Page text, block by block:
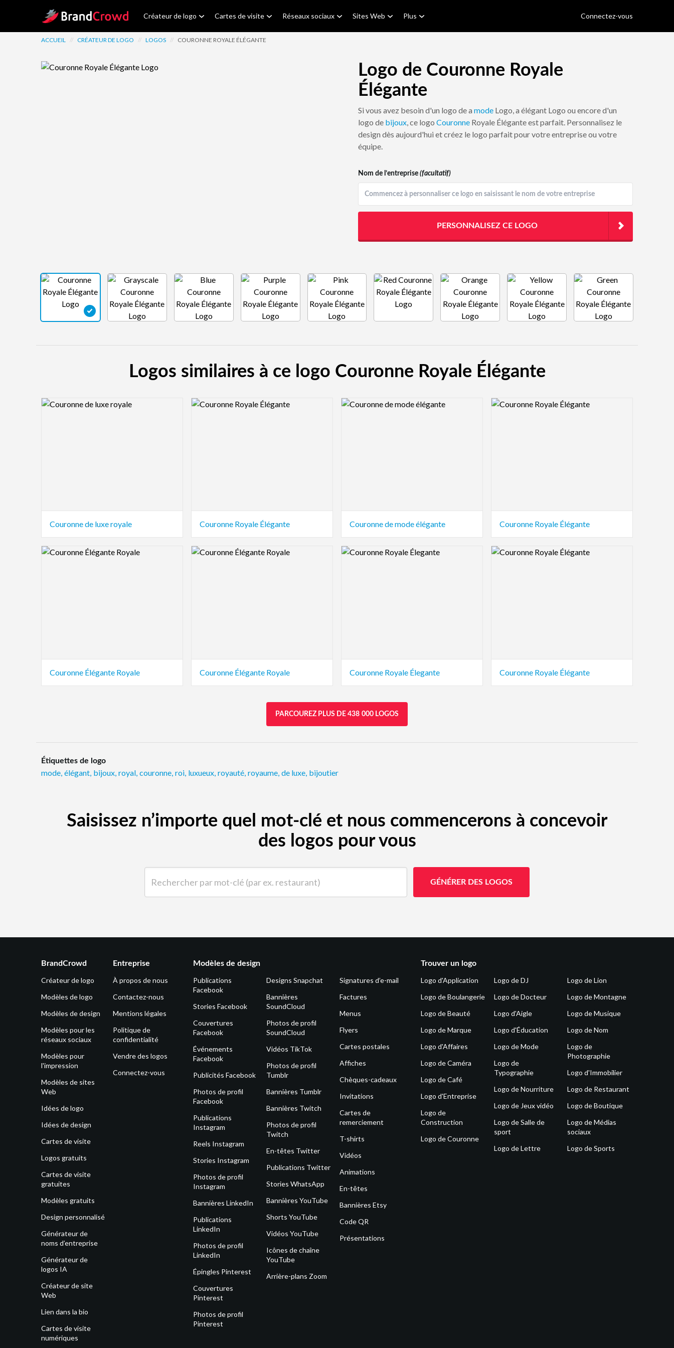
Site Logo Créateur de logo Cartes de visite Réseaux sociaux Sites Web Plus Connectez-vous
ACCUEIL // CRÉATEUR DE LOGO // LOGOS // COURONNE ROYALE ÉLÉGANTE
Logo de Couronne Royale
Élégante
Si vous avez besoin d'un logo de a mode Logo, a élégant Logo ou encore d'un
logo de bijoux, ce logo Couronne Royale Élégante est parfait. Personnalisez le
design dès aujourd'hui et créez le logo parfait pour votre entreprise ou votre
équipe.
Nom de l’entreprise (facultatif)
PERSONNALISEZ CE LOGO
Logos similaires à ce logo Couronne Royale Élégante
Logo Preview Image
Couronne de luxe royale
Logo Preview Image
Couronne Royale Élégante
Logo Preview Image
Couronne de mode élégante
Logo Preview Image
Couronne Royale Élégante
Logo Preview Image
Couronne Élégante Royale
Logo Preview Image
Couronne Élégante Royale
Logo Preview Image
Couronne Royale Élegante
Logo Preview Image
Couronne Royale Élégante
PARCOUREZ PLUS DE 438 000 LOGOS
Étiquettes de logo
mode, élégant, bijoux, royal, couronne, roi, luxueux, royauté, royaume, de luxe, bijoutier
Saisissez n’importe quel mot-clé et nous commencerons à concevoir
des logos pour vous
GÉNÉRER DES LOGOS
BrandCrowd
Créateur de logo
Modèles de logo
Modèles de design
Modèles pour les
réseaux sociaux
Modèles pour
l'impression
Modèles de sites
Web
Idées de logo
Idées de design
Cartes de visite
Logos gratuits
Cartes de visite
gratuites
Modèles gratuits
Design personnalisé
Générateur de
noms d’entreprise
Générateur de
logos IA
Créateur de site
Web
Lien dans la bio
Cartes de visite
numériques
Entreprise
À propos de nous
Contactez-nous
Mentions légales
Politique de
confidentialité
Vendre des logos
Connectez-vous
Modèles de design
Publications
Facebook
Stories Facebook
Couvertures
Facebook
Événements
Facebook
Publicités Facebook
Photos de profil
Facebook
Publications
Instagram
Reels Instagram
Stories Instagram
Photos de profil
Instagram
Bannières LinkedIn
Publications
LinkedIn
Photos de profil
LinkedIn
Épingles Pinterest
Couvertures
Pinterest
Photos de profil
Pinterest
Designs Snapchat
Bannières
SoundCloud
Photos de profil
SoundCloud
Vidéos TikTok
Photos de profil
Tumblr
Bannières Tumblr
Bannières Twitch
Photos de profil
Twitch
En-têtes Twitter
Publications Twitter
Stories WhatsApp
Bannières YouTube
Shorts YouTube
Vidéos YouTube
Icônes de chaîne
YouTube
Arrière-plans Zoom
Signatures d’e-mail
Factures
Menus
Flyers
Cartes postales
Affiches
Chèques-cadeaux
Invitations
Cartes de
remerciement
T-shirts
Vidéos
Animations
En-têtes
Bannières Etsy
Code QR
Présentations
Trouver un logo
Logo d'Application
Logo de Boulangerie
Logo de Beauté
Logo de Marque
Logo d'Affaires
Logo de Caméra
Logo de Café
Logo d'Entreprise
Logo de
Construction
Logo de Couronne
Logo de DJ
Logo de Docteur
Logo d'Aigle
Logo d'Éducation
Logo de Mode
Logo de
Typographie
Logo de Nourriture
Logo de Jeux vidéo
Logo de Salle de
sport
Logo de Lettre
Logo de Lion
Logo de Montagne
Logo de Musique
Logo de Nom
Logo de
Photographie
Logo d'Immobilier
Logo de Restaurant
Logo de Boutique
Logo de Médias
sociaux
Logo de Sports